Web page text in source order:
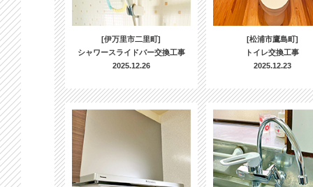
[伊万里市二里町]
シャワースライドバー交換工事
2025.12.26
[松浦市鷹島町]
トイレ交換工事
2025.12.23